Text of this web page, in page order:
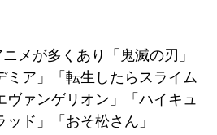
メが多くあり「鬼滅の刃」
ミア」「転生したらスライム
ヴァンゲリオン」「ハイキュ
ド」「おそ松さん」